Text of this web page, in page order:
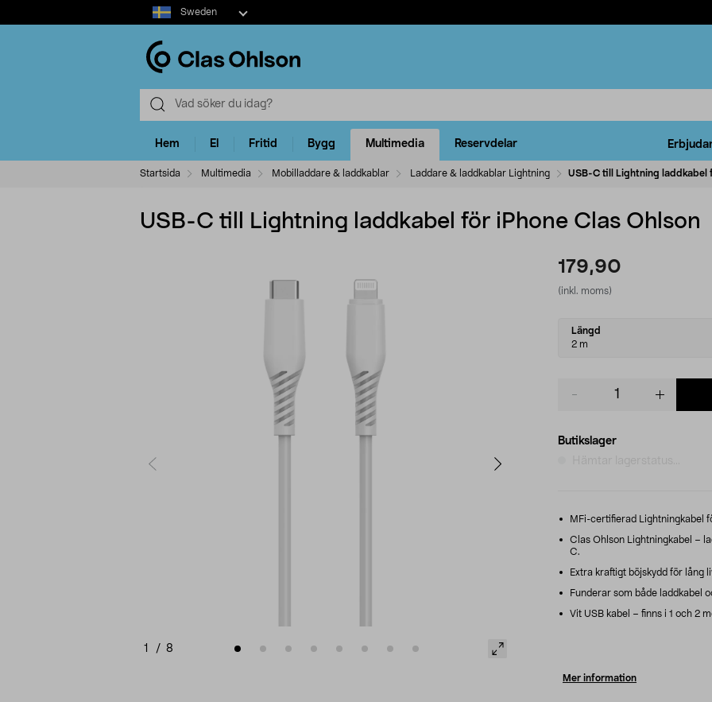
Select
market
Sweden
Hem El Fritid Bygg Multimedia Reservdelar
Startsida Multimedia Mobilladdare & laddkablar Laddare & laddkablar Lightning USB-C till Lightning laddkabel
USB-C till Lightning laddkabel för iPhone Clas Ohlson
1 / 8
179,90
(inkl. moms)
Select
variant
Längd
2 m
Butikslager
MFi-certifierad Lightningkabel
Clas Ohlson Lightningkabel –
C.
Extra kraftigt böjskydd för lång
Funderar som både laddkabel
Vit USB kabel – finns i 1 och 2
Mer information